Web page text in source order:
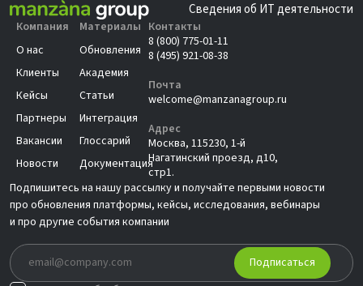
Сведения об ИТ деятельности
Компания
О нас
Клиенты
Кейсы
Партнеры
Вакансии
Новости
Материалы
Обновления
Академия
Статьи
Интеграция
Глоссарий
Документация
Контакты
8 (800) 775-01-11
8 (495) 921-08-38
Почта
welcome@manzanagroup.ru
Адрес
Москва, 115230, 1-й
Нагатинский проезд, д10,
стр1.
Подпишитесь на нашу рассылку и получайте первыми новости
про обновления платформы, кейсы, исследования, вебинары
и про другие события компании
Подписаться